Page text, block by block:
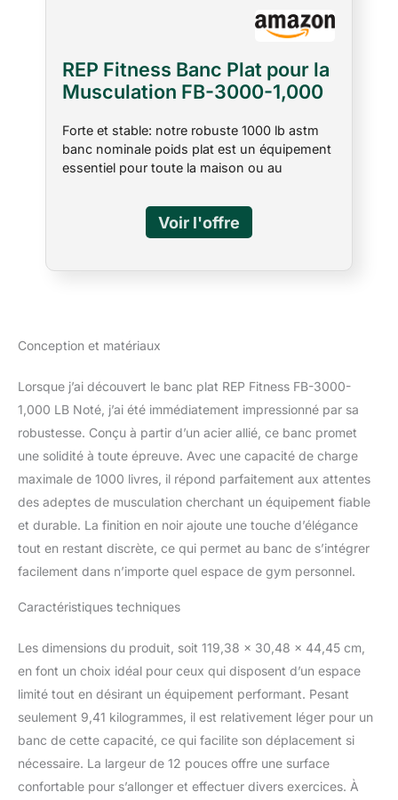
REP Fitness Banc Plat pour la
Musculation FB-3000-1,000
Forte et stable: notre robuste 1000 lb astm
banc nominale poids plat est un équipement
essentiel pour toute la maison ou au
utilisé avec des haltères, machines smith,
des cages ou des supports électriques.
support idéal pour le levage: le pad mesure
supérieure du tampon est de 17,5 à partir du
construit à partir 11 acier de calibre avec une
couche de base de contreplaqué épais (pas
de panneaux de particules comme nos
concurrents), noyau en mousse dense, et
une couche supérieure souple pour le
mélange parfait de soutien et de confort où
vous en avez besoin. Facile à nettoyer et à
ranger: à 45 livres, vous pouvez vous
déplacer facilement dans votre salle de gym
ou le stocker hors de la voie lorsqu'ils ne
sont pas en cours d'utilisation. Le pad est
se nettoie rapidement et facilement.
Conception et matériaux
Lorsque j’ai découvert le banc plat REP Fitness FB-3000-
1,000 LB Noté, j’ai été immédiatement impressionné par sa
robustesse. Conçu à partir d’un acier allié, ce banc promet
une solidité à toute épreuve. Avec une capacité de charge
maximale de 1000 livres, il répond parfaitement aux attentes
des adeptes de musculation cherchant un équipement fiable
et durable. La finition en noir ajoute une touche d’élégance
tout en restant discrète, ce qui permet au banc de s’intégrer
facilement dans n’importe quel espace de gym personnel.
Caractéristiques techniques
Les dimensions du produit, soit 119,38 x 30,48 x 44,45 cm,
en font un choix idéal pour ceux qui disposent d’un espace
limité tout en désirant un équipement performant. Pesant
seulement 9,41 kilogrammes, il est relativement léger pour un
banc de cette capacité, ce qui facilite son déplacement si
nécessaire. La largeur de 12 pouces offre une surface
confortable pour s’allonger et effectuer divers exercices. À